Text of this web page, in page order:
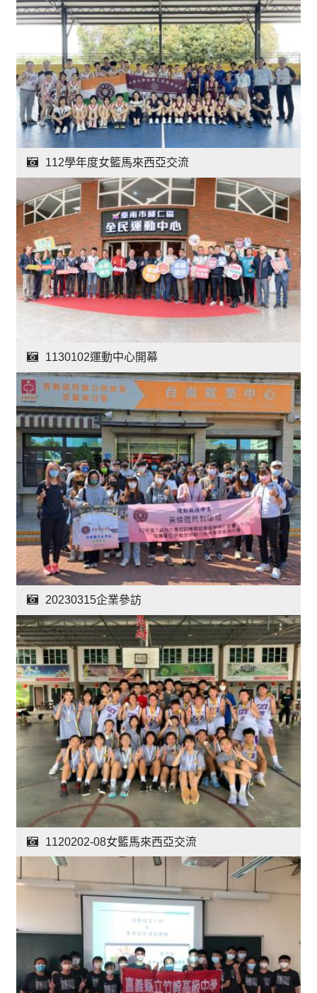
112學年度女籃馬來西亞交流
1130102運動中心開幕
20230315企業參訪
1120202-08女籃馬來西亞交流